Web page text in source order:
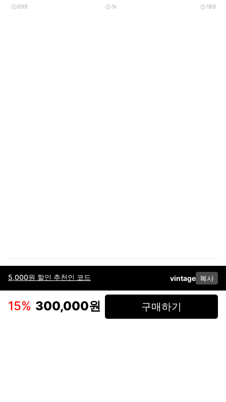
5,000원 할인 추천인 코드 vintage 복사
15% 300,000원 구매하기
699 1k 189
이용약관고객센터판매개인정보 처리방침사업자 정보다운로드
인스타그램
페이스북